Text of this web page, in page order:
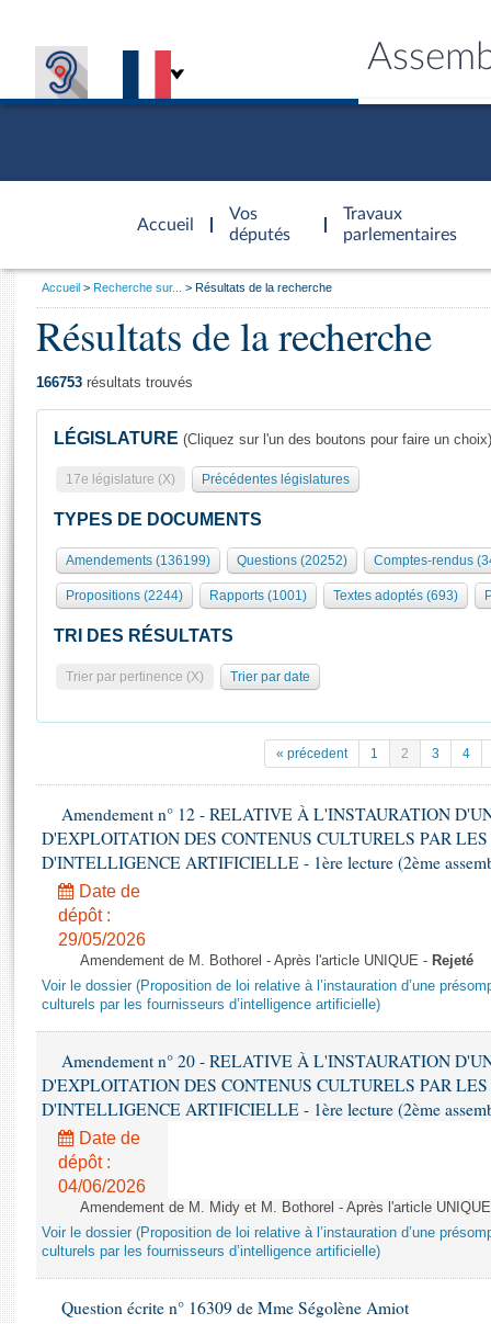
Accueil
d'accueil
Vos
députés
Travaux
parlementaires
Présidence
577 députés
Groupes politiques
Séance publique
Commissions et autres organes
Europe et International
Pétitions
Projets de loi
Propositions de loi
Amendements
Textes adoptés
Rapports d'information
Rapports d'enquête
Rapports législatifs
Baromètre de l’application des lois
Dossiers législatifs
Budget et sécurité sociale
Questions écrites et orales
Comptes rendus des débats
Général
Rôle et pouvoirs de l'Assemblée
Organisation de l'Assemblée
Présidence Conférence des Présidents Bureau Collège des
Statistiques et chiffres clés
( Constitution | Règlement de l'Assemblée ... )
Juniors
Anciennes législatures
Liens vers les sites publics
Visiter l'Assemblée
Visite virtuelle du palais Bourbon
Assister à une séance
Contacts et plan d'accès
Photos libres de droit
Vous
Accueil Recherche sur... Résultats de la recherche
Résultats de la recherche
166753 résultats trouvés
LÉGISLATURE (Cliquez sur l'un des boutons pour faire un choix)
17e législature (X) Précédentes législatures
TYPES DE DOCUMENTS
Amendements (136199) Questions (20252) Comptes-rendus
Propositions (2244) Rapports (1001) Textes adoptés (693)
TRI DES RÉSULTATS
Trier par pertinence (X) Trier par date
« précedent 1 2 3 4
Amendement n° 12 - RELATIVE À L'INSTAURATION
D'EXPLOITATION DES CONTENUS CULTURELS PAR LES
D'INTELLIGENCE ARTIFICIELLE - 1ère lecture (2ème
Date de
dépôt :
29/05/2026
Amendement de M. Bothorel - Après l'article UNIQUE - Rejeté
Voir le dossier (Proposition de loi relative à l’instauration d’une
culturels par les fournisseurs d’intelligence artificielle)
Amendement n° 20 - RELATIVE À L'INSTAURATION
D'EXPLOITATION DES CONTENUS CULTURELS PAR LES
D'INTELLIGENCE ARTIFICIELLE - 1ère lecture (2ème
Date de
dépôt :
04/06/2026
Amendement de M. Midy et M. Bothorel - Après l'article
Voir le dossier (Proposition de loi relative à l’instauration d’une
culturels par les fournisseurs d’intelligence artificielle)
Question écrite n° 16309 de Mme Ségolène Amiot